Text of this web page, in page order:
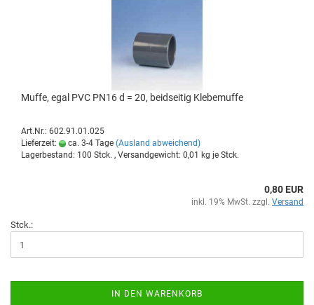
Muffe, egal PVC PN16 d = 20, beid­sei­tig Kle­be­muf­fe
Art.Nr.: 602.91.01.025
Lieferzeit:
ca. 3-4 Tage (Ausland abweichend)
Lagerbestand: 100 Stck. , Versandgewicht: 0,01 kg je Stck.
0,80 EUR
inkl. 19% MwSt. zzgl. Versand
Stck.:
IN DEN WARENKORB